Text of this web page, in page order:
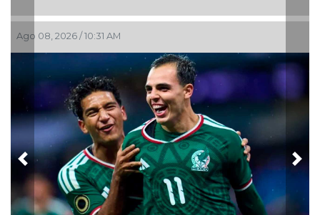
Ago 05, 2026 / 2:59 PM
Previous